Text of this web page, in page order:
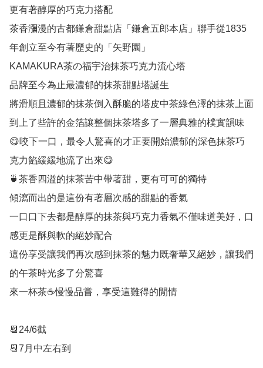
更有著醇厚的巧克力搭配
茶香瀰漫的古都鎌倉甜點店「鎌倉五郎本店」聯手從1835
年創立至今有著歷史的「矢野園」
KAMAKURA茶の福宇治抹茶巧克力流心塔
品牌至今為止最濃郁的抹茶甜點塔誕生
將滑順且濃郁的抹茶倒入酥脆的塔皮中茶綠色澤的抹茶上面
到上了些許的金箔讓整個抹茶塔多了一層典雅的樸實韻味
😋咬下一口，最令人驚喜的才正要開始濃郁的深色抹茶巧
克力餡緩緩地流了出來😋
🍵茶香四溢的抹茶苦中帶著甜，更有可可的獨特
傾瀉而出的是這份有著層次感的甜點的香氣
一口口下去都是醇厚的抹茶與巧克力香氣不僅味道美好，口
感更是酥與軟的絕妙配合
這份享受讓我們再次感到抹茶的魅力既奢華又絕妙，讓我們
的午茶時光多了分驚喜
來一杯茶☕️慢慢品嘗，享受這難得的閒情
📆24/6截